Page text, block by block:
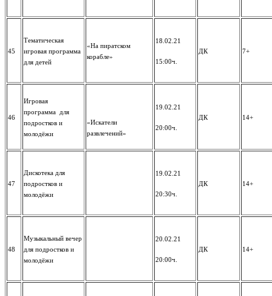
45
Тематическая
игровая программа
для детей
«На пиратском
корабле»
18.02.21
15:00ч.
ДК 7+
46
Игровая
программа для
подростков и
молодёжи
«Искатели
развлечений»
19.02.21
20:00ч.
ДК 14+
47
Дискотека для
подростков и
молодёжи
19.02.21
20:30ч.
ДК 14+
48
Музыкальный вечер
для подростков и
молодёжи
20.02.21
20:00ч.
ДК 14+